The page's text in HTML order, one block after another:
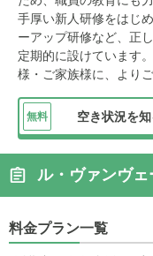
手厚い新人研修をはじ
ーアップ研修など、正
定期的に設けています
様・ご家族様に、より
無料 空き状況を
ル・ヴァンヴ
料金プラン一覧